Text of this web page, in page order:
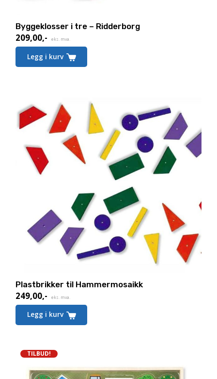
Byggeklosser i tre – Ridderborg
209,00,- eks. mva.
Legg i kurv
Plastbrikker til Hammermosaikk
249,00,- eks. mva.
Legg i kurv
TILBUD!